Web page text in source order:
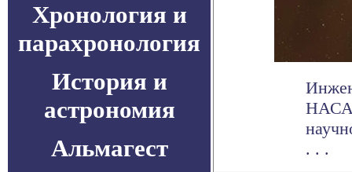
Хронология и
парахронология
История и
астрономия
Альмагест
НАСА
. . .